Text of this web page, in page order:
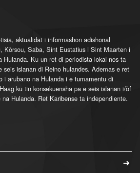
aktualidat i informashon adishonal
Kòrsou, Saba, Sint Eustatius i Sint Maarten i
Hulanda. Ku un ret di periodista lokal nos ta
seis islanan di Reino hulandes. Ademas e ret
i arubano na Hulanda i e tumamentu di
ku tin konsekuensha pa e seis islanan i/òf
Hulanda. Ret Karibense ta independiente.